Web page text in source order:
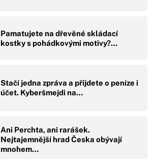
Pamatujete na dřevěné skládací
kostky s pohádkovými motivy?…
Stačí jedna zpráva a přijdete o peníze i
účet. Kyberšmejdi na…
Ani Perchta, ani rarášek.
Nejtajemnější hrad Česka obývají
mnohem…